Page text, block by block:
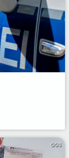
GGS